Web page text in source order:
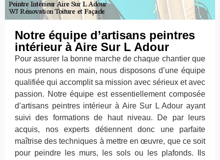
Notre équipe d’artisans peintres
intérieur à Aire Sur L Adour
Pour assurer la bonne marche de chaque chantier que
nous prenons en main, nous disposons d’une équipe
qualifiée qui accomplit sa mission avec sérieux et avec
passion. Notre équipe est essentiellement composée
d’artisans peintres intérieur à Aire Sur L Adour ayant
suivi des formations de haut niveau. De par leurs
acquis, nos experts détiennent donc une parfaite
maîtrise des techniques à mettre en œuvre, que ce soit
pour peindre les murs, les sols ou les plafonds. Ils